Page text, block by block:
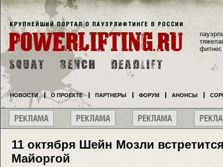
11 октября Шейн Мозли
Майоргой
фитнес
НОВОСТИ О ПРОЕКТЕ ПАРТНЕРЫ ФОРУМ АНОНСЫ